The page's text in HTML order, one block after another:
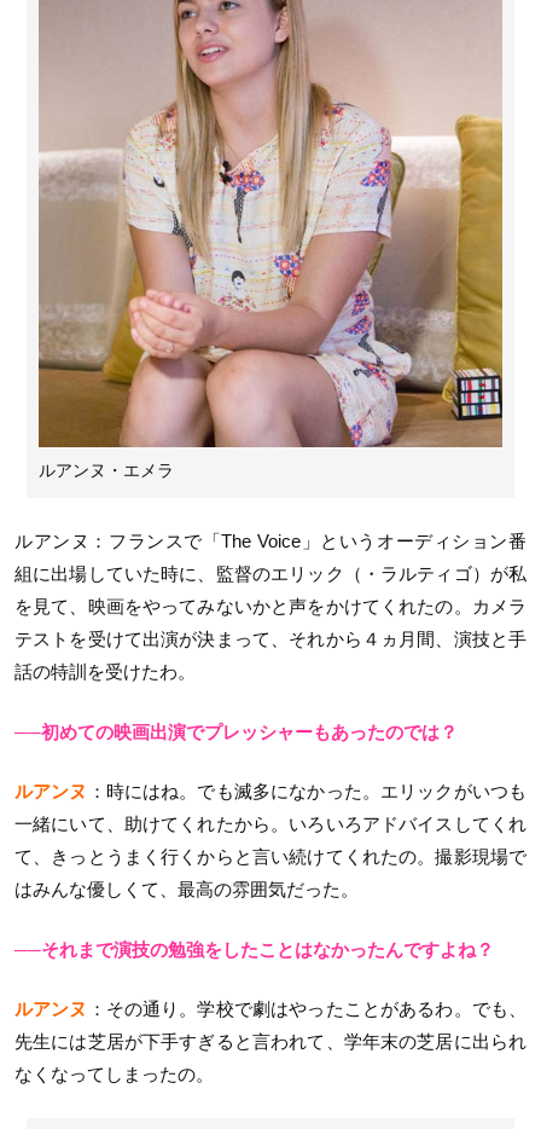
ルアンヌ・エメラ
ルアンヌ：フランスで「The Voice」というオーディション番
組に出場していた時に、監督のエリック（・ラルティゴ）が私
を見て、映画をやってみないかと声をかけてくれたの。カメラ
テストを受けて出演が決まって、それから４ヵ月間、演技と手
話の特訓を受けたわ。
──初めての映画出演でプレッシャーもあったのでは？
ルアンヌ ：時にはね。でも滅多になかった。エリックがいつも
一緒にいて、助けてくれたから。いろいろアドバイスしてくれ
て、きっとうまく行くからと言い続けてくれたの。撮影現場で
はみんな優しくて、最高の雰囲気だった。
──それまで演技の勉強をしたことはなかったんですよね？
ルアンヌ ：その通り。学校で劇はやったことがあるわ。でも、
先生には芝居が下手すぎると言われて、学年末の芝居に出られ
なくなってしまったの。